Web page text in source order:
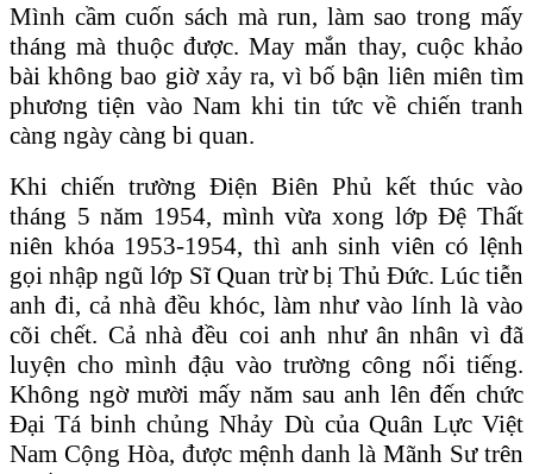
Mình cầm cuốn sách mà run, làm sao trong mấy
tháng mà thuộc được. May mắn thay, cuộc khảo
bài không bao giờ xảy ra, vì bố bận liên miên tìm
phương tiện vào Nam khi tin tức về chiến tranh
càng ngày càng bi quan.
Khi chiến trường Điện Biên Phủ kết thúc vào
tháng 5 năm 1954, mình vừa xong lớp Đệ Thất
niên khóa 1953-1954, thì anh sinh viên có lệnh
gọi nhập ngũ lớp Sĩ Quan trừ bị Thủ Đức. Lúc tiễn
anh đi, cả nhà đều khóc, làm như vào lính là vào
cõi chết. Cả nhà đều coi anh như ân nhân vì đã
luyện cho mình đậu vào trường công nổi tiếng.
Không ngờ mười mấy năm sau anh lên đến chức
Đại Tá binh chủng Nhảy Dù của Quân Lực Việt
Nam Cộng Hòa, được mệnh danh là Mãnh Sư trên